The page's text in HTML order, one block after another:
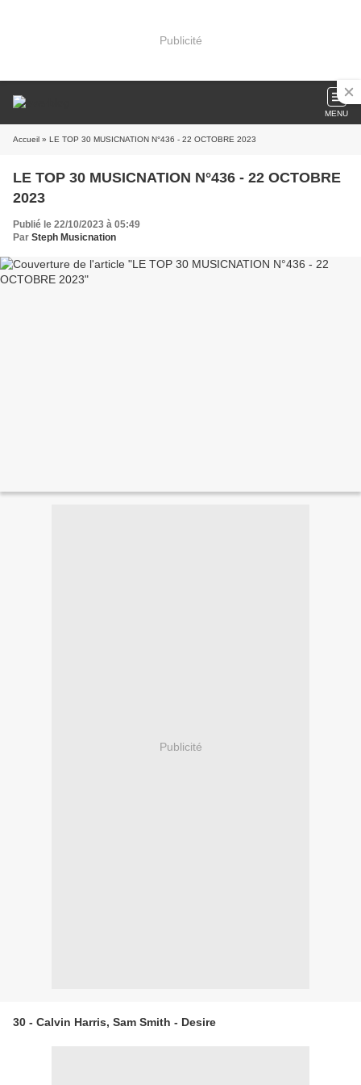
Publicité
MENU
Accueil » LE TOP 30 MUSICNATION N°436 - 22 OCTOBRE 2023
LE TOP 30 MUSICNATION N°436 - 22 OCTOBRE
2023
Publié le 22/10/2023 à 05:49
Par Steph Musicnation
Publicité
30 - Calvin Harris, Sam Smith - Desire